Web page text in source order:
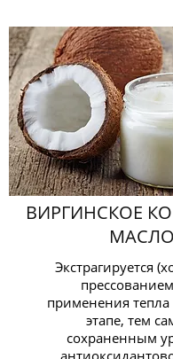
ВИРГИНСКОЕ
МАСЛО
Экстрагируется
применения
этапе, тем
сохраненным